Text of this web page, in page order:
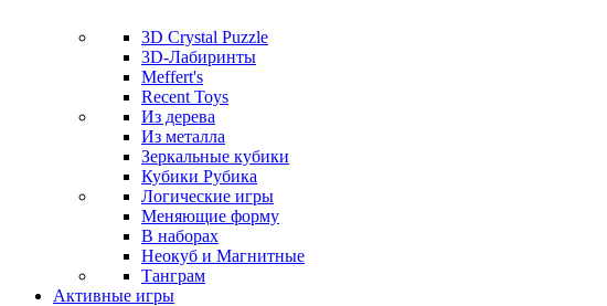
3D Crystal Puzzle
3D-Лабиринты
Meffert's
Recent Toys
Из дерева
Из металла
Зеркальные кубики
Кубики Рубика
Логические игры
Меняющие форму
В наборах
Неокуб и Магнитные
Танграм
Активные игры